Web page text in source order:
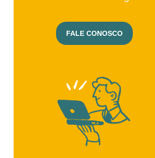
FALE CONOSCO